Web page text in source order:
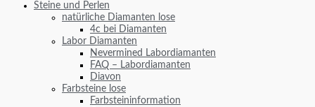
Steine und Perlen
natürliche Diamanten lose
4c bei Diamanten
Labor Diamanten
Nevermined Labordiamanten
FAQ – Labordiamanten
Diavon
Farbsteine lose
Farbsteininformation